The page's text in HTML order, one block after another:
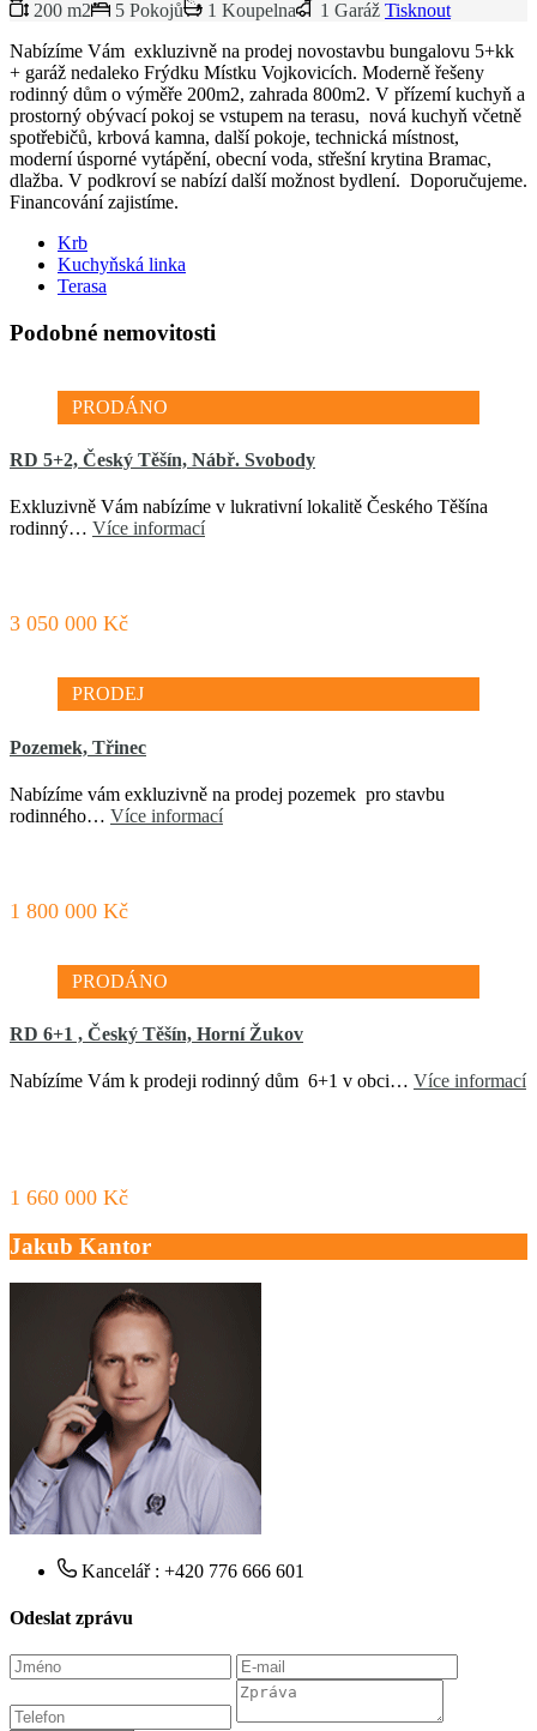
200 m2 5 Pokojů 1 Koupelna 1 Garáž Tisknout
Nabízíme Vám exkluzivně na prodej novostavbu bungalovu 5+kk
+ garáž nedaleko Frýdku Místku Vojkovicích. Moderně řešeny
rodinný dům o výměře 200m2, zahrada 800m2. V přízemí kuchyň a
prostorný obývací pokoj se vstupem na terasu, nová kuchyň včetně
spotřebičů, krbová kamna, další pokoje, technická místnost,
moderní úsporné vytápění, obecní voda, střešní krytina Bramac,
dlažba. V podkroví se nabízí další možnost bydlení. Doporučujeme.
Financování zajistíme.
Krb
Kuchyňská linka
Terasa
Podobné nemovitosti
PRODÁNO
RD 5+2, Český Těšín, Nábř. Svobody
Exkluzivně Vám nabízíme v lukrativní lokalitě Českého Těšína
rodinný… Více informací
3 050 000 Kč
PRODEJ
Pozemek, Třinec
Nabízíme vám exkluzivně na prodej pozemek pro stavbu
rodinného… Více informací
1 800 000 Kč
PRODÁNO
RD 6+1 , Český Těšín, Horní Žukov
Nabízíme Vám k prodeji rodinný dům 6+1 v obci… Více informací
1 660 000 Kč
Jakub Kantor
Kancelář : +420 776 666 601
Odeslat zprávu